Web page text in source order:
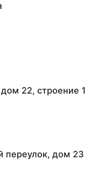
22, строение 1
переулок, дом 23